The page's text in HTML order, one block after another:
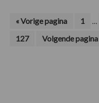
«Ga
Vorige pagina Pagina
1
zijn
…
Pagina
127
Ga
naar
Volgende pagina